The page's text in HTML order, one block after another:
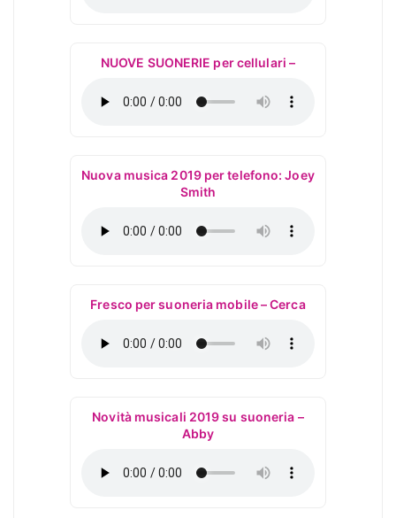
NUOVE SUONERIE per cellulari –
Nuova musica 2019 per telefono: Joey
Smith
Fresco per suoneria mobile – Cerca
Novità musicali 2019 su suoneria –
Abby